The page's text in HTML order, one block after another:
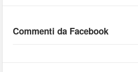
Commenti da Facebook